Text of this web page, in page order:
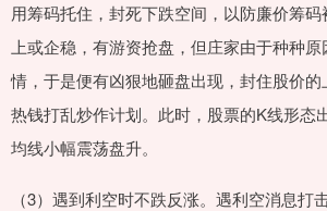
用筹码托住，封死下跌空间，以防廉价筹
上或企稳，有游资抢盘，但庄家由于种种
情，于是便有凶狠地砸盘出现，封住股价
热钱打乱炒作计划。此时，股票的K线形态
均线小幅震荡盘升。
（3）遇到利空时不跌反涨。遇利空消息打